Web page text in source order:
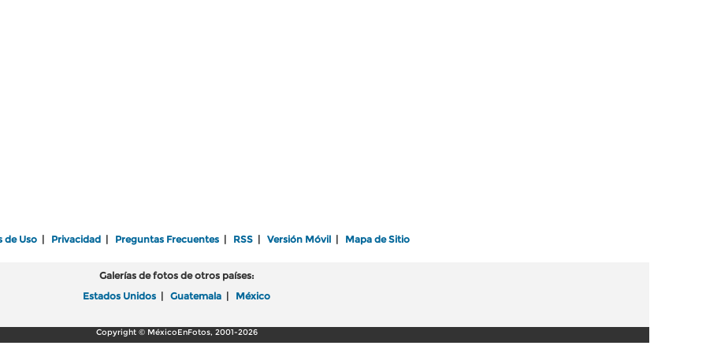
de Uso Privacidad Preguntas Frecuentes RSS Versión Móvil Mapa de Sitio
Galerías de fotos de otros países:
Estados Unidos
Guatemala México
Copyright © MéxicoEnFotos, 2001-2026